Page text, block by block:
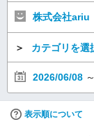
株式会社ariu
＞ カテゴリを選
2026/06/08 ～
表示順について